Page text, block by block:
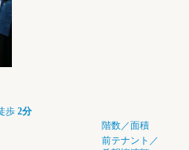
歩 2分
階数／面積
前テナント／